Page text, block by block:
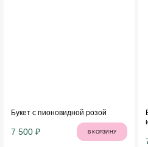
Букет с пионовидной розой
7 500 ₽ В КОРЗИНУ